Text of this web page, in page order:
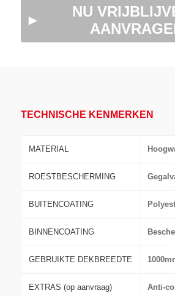
NU
TECHNISCHE KENMERKEN
MATERIAL
ROESTBESCHERMING
BUITENCOATING
BINNENCOATING
GEBRUIKTE DEKBREEDTE
EXTRAS (op aanvraag)
Anti-